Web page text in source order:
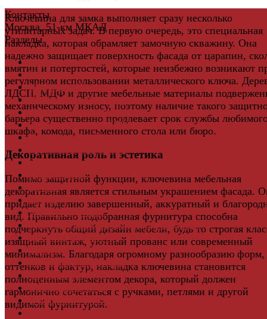
Ключевина для замка выполняет сразу несколько
утилитарных задач. В первую очередь, это специальная
накладка, которая обрамляет замочную скважину. Она
надежно защищает поверхность фасада от царапин,
вмятин и потертостей, которые неизбежно возникают
регулярном использовании металлического ключа.
ЛДСП, МДФ и другие мебельные материалы
механическому износу, поэтому наличие такого
барьера существенно продлевает срок службы
шкафа, комода, письменного стола или бюро.
Декоративная роль и эстетика
Помимо защитной функции, ключевина мебельная
декоративная является стильным украшением фасада.
придает изделию завершенный, аккуратный и
вид. Правильно подобранная фурнитура способна
подчеркнуть общий дизайн мебели, будь то строгая
изящный винтаж, уютный прованс или современный
минимализм. Благодаря огромному разнообразию форм,
оттенков и фактур, накладка ключевина становится
полноценным элементом декора, который должен
гармонично сочетаться с ручками, петлями и другой
видимой фурнитурой.
Контакты
Москва, 51-км МКАД
Разделы
Керамическая плитка
Свет
Мебель и Интерьер
Мебельная фурнитура
Фасадные панели
Террасная доска ДПК
Виниловый сайдинг
Ламинат
Грядки ДПК
Комплектующие
Клей для паркета и массивной доски
Дверная фурнитура
Регулируемые опоры
Ступени из ДПК
Фасадная плитка
Фасадные термопанели
Фиброцементный Сайдинг